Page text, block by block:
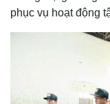
phục vụ hoạt động